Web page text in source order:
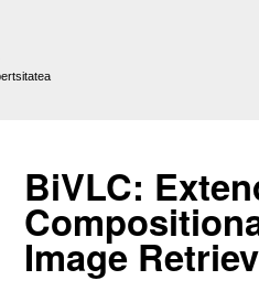
BiVLC:
Image